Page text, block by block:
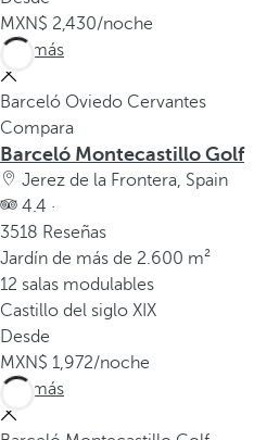
2,430/noche
Ver más
Barceló Oviedo Cervantes
Compara
Barceló Montecastillo Golf
Jerez de la Frontera, Spain
4.4 ·
3518 Reseñas
Jardín de más de 2.600 m²
12 salas modulables
Castillo del siglo XIX
Desde
1,972/noche
Ver más